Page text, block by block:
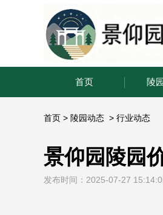
首页 陵
首页 > 陵园动态 > 行业动态
景仰园陵园
发布时间：2025-07-27